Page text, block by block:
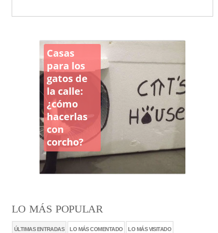
Casas
para los
gatos de
la calle:
¿cómo
hacerlas
con
corcho?
LO MÁS POPULAR
ÚLTIMAS ENTRADAS LO MÁS COMENTADO LO MÁS VISITADO